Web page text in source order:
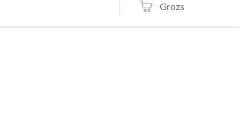
Grozs